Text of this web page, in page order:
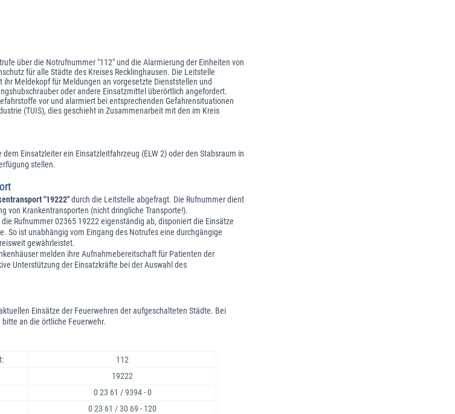
über die Notrufnummer "112" und die Alarmierung der Einheiten von
für alle Städte des Kreises Recklinghausen. Die Leitstelle
Meldekopf für Meldungen an vorgesetzte Dienststellen und
oder andere Einsatzmittel überörtlich angefordert.
vor und alarmiert bei entsprechenden Gefahrensituationen
(TUIS), dies geschieht in Zusammenarbeit mit den im Kreis
Einsatzleiter ein Einsatzleitfahrzeug (ELW 2) oder den Stabsraum in
stellen.
"19222"durch die Leitstelle abgefragt. Die Rufnummer dient
von Krankentransporten (nicht dringliche Transporte!).
Rufnummer 02365 19222 eigenständig ab, disponiert die Einsätze
So ist unabhängig vom Eingang des Notrufes eine durchgängige
gewährleistet.
melden ihre Aufnahmebereitschaft für Patienten der
Unterstützung der Einsatzkräfte bei der Auswahl des
Einsätze der Feuerwehren der aufgeschalteten Städte. Bei
an die örtliche Feuerwehr.
112
19222
0 23 61 / 9394 - 0
0 23 61 / 30 69 - 120